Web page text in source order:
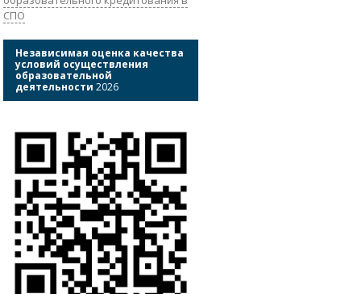
СПО
Независимая оценка качества
условий осуществления
образовательной
деятельности 2026